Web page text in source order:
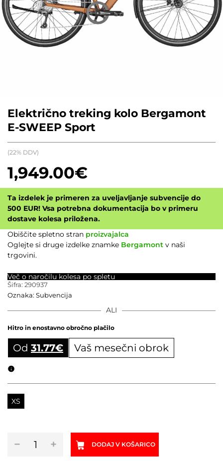
Električno treking kolo Bergamont
E-SWEEP Sport
1,949.00€
(22% DDV)
ALI
Hitro in enostavno obročno plačilo
Od 31.77€ Vaš mesečni obrok
Ta izdelek je primeren za uveljavljanje subvencije do
500 EUR! Vsa potrebna dokumentacija bo v primeru
dostave kolesa priložena.
XS
−
treking
+ DODAJ V KOŠARICO
Obiščite spletno stran proizvajalca
Oglejte si druge izdelke znamke Bergamont v naši
trgovini.
Šifra: 290937
Oznaka: Subvencija
Več o naročilu kolesa po spletu